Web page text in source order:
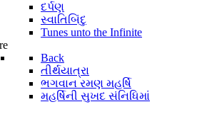
દર્પણ
સ્વાતિબિંદુ
Tunes unto the Infinite
Back
તીર્થયાત્રા
ભગવાન રમણ મહર્ષિ
મહર્ષિની સુખદ સંનિધિમાં